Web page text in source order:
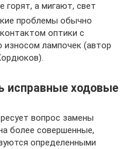
а мигают, свет
проблемы обычно
оптики с
лампочек (автор
исправные ходовые
вопрос замены
более совершенные,
определенными